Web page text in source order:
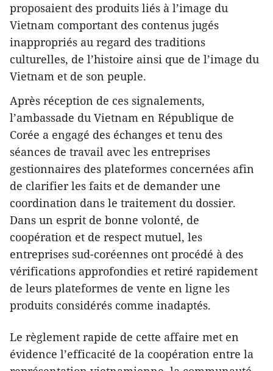
proposaient des produits liés à l’image du
Vietnam comportant des contenus jugés
inappropriés au regard des traditions
culturelles, de l’histoire ainsi que de l’image du
Vietnam et de son peuple.
Après réception de ces signalements,
l’ambassade du Vietnam en République de
Corée a engagé des échanges et tenu des
séances de travail avec les entreprises
gestionnaires des plateformes concernées afin
de clarifier les faits et de demander une
coordination dans le traitement du dossier.
Dans un esprit de bonne volonté, de
coopération et de respect mutuel, les
entreprises sud-coréennes ont procédé à des
vérifications approfondies et retiré rapidement
de leurs plateformes de vente en ligne les
produits considérés comme inadaptés.
Le règlement rapide de cette affaire met en
évidence l’efficacité de la coopération entre la